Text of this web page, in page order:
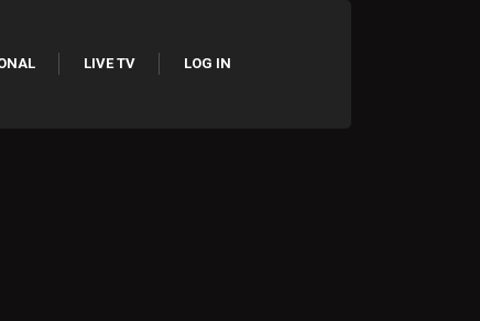
LIVE TV LOG IN